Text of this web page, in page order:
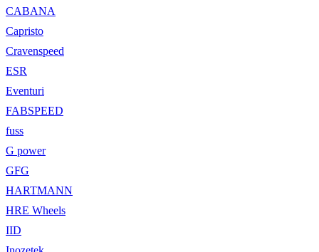
CABANA
Capristo
Cravenspeed
ESR
Eventuri
FABSPEED
fuss
G power
GFG
HARTMANN
HRE Wheels
IID